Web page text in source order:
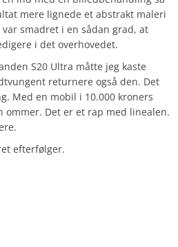
mere lignede et abstrakt maleri
smadret i en sådan grad, at
i det overhovedet.
S20 Ultra måtte jeg kaste
returnere også den. Det
Med en mobil i 10.000 kroners
ommer. Det er et rap med linealen.
efterfølger.